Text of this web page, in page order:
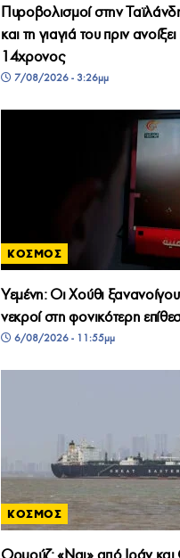
Πυροβολισμοί στην
και τη γιαγιά του πριν
14χρονος
7/08/2026 - 3:26μμ
ΚΟΣΜΟΣ
Υεμένη: Οι Χούθι
νεκροί στη φονικότερη
6/08/2026 - 11:55μμ
ΚΟΣΜΟΣ